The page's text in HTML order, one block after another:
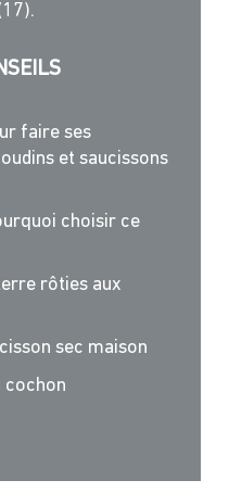
faire ses
et saucissons
choisir ce
rôties aux
sec maison
cochon